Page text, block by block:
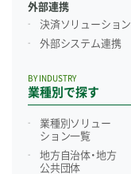
外部連携
決済ソリューション
外部システム連携
業種別で探す
BY INDUSTRY
業種別ソリュー
ション一覧
地方自治体・地方
公共団体